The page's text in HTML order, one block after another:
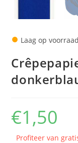
● Laag op voorraad
€1,50
Profiteer van